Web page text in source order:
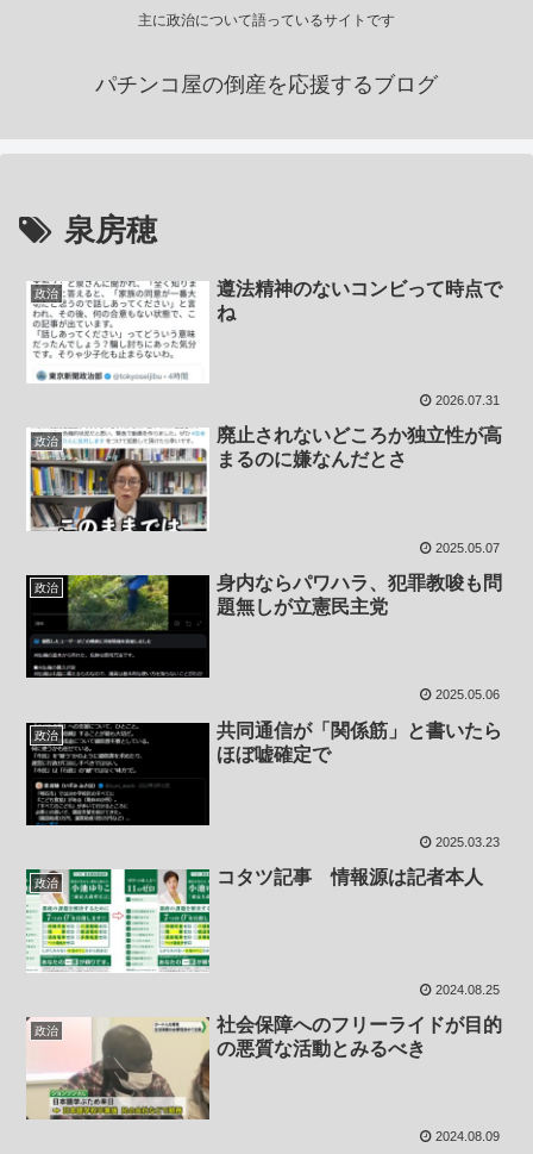
主に政治について語っているサイトです
パチンコ屋の倒産を応援するブログ
泉房穂
政治
遵法精神のないコンビって時点で
ね
2026.07.31
政治
廃止されないどころか独立性が高
まるのに嫌なんだとさ
2025.05.07
政治
身内ならパワハラ、犯罪教唆も問
題無しが立憲民主党
2025.05.06
政治
共同通信が「関係筋」と書いたら
ほぼ嘘確定で
2025.03.23
政治 コタツ記事 情報源は記者本人
2024.08.25
政治
社会保障へのフリーライドが目的
の悪質な活動とみるべき
2024.08.09